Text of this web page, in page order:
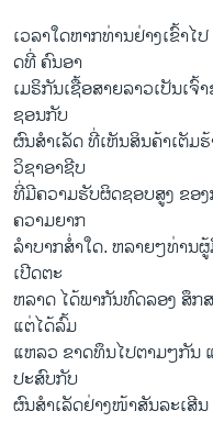
ເວ​ລາ​ໃດ​ຫາກທ່ານ​ຢ່າງ​ເຂົ້າ​ໄ
ດ​ທີ່ ​ຄົນ​ອາ​
ເມຣິກັນ​ເຊື້ອສາຍລາ​ວເປັນ​ເ
ຊອນ​ກັບ
ຜົນສຳ​ເລັດ ​ທີ່​ເຫັນ​ສິນ​ຄ້າເຕັມ​
ວິ​ຊາ​ອາ​ຊີບ
ທີ່ມີ​ຄວາມ​ຮັບ​ຜິດ​ຊອບສູງ ຂອ
ຄວາມຍາກ
ລຳບາກສໍ່າ​ໃດ.​ ​ຫລາຍໆ​ທ່ານ
ເປີດ​ຕະ​
ຫລາດ ໄດ້ພາກັນ​ທົດ​ລອງ ​ສຶກ​
ແຕ່ໄດ້ລົ້ມ​
ແຫລວ​ ຂາດ​ທຶນ​ໄປ​ຕາມໆ​ກັນ
ປະ​ສົບ​ກັບ
ຜົນ​ສຳ​ເລັດຢ່າງ​ໜ້າ​ສັນ​ລະ​ເສີ